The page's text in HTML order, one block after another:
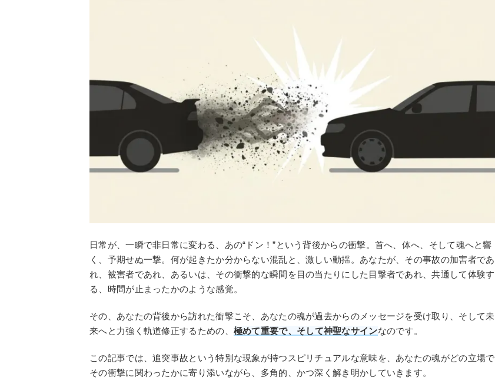
日常が、一瞬で非日常に変わる、あの“ドン！”という背後からの衝撃。首へ、体へ、そして魂へと響
く、予期せぬ一撃。何が起きたか分からない混乱と、激しい動揺。あなたが、その事故の加害者であ
れ、被害者であれ、あるいは、その衝撃的な瞬間を目の当たりにした目撃者であれ、共通して体験す
る、時間が止まったかのような感覚。
その、あなたの背後から訪れた衝撃こそ、あなたの魂が過去からのメッセージを受け取り、そして未
来へと力強く軌道修正するための、 極めて重要で、そして神聖なサインなのです。
この記事では、追突事故という特別な現象が持つスピリチュアルな意味を、あなたの魂がどの立場で
その衝撃に関わったかに寄り添いながら、多角的、かつ深く解き明かしていきます。